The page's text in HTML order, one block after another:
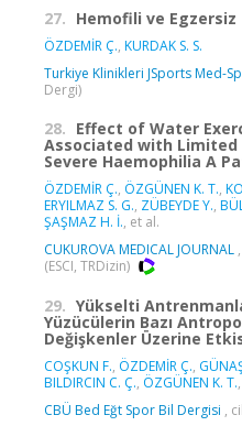
27. Hemofili ve Egzersiz
ÖZDEMİR Ç., KURDAK S. S.
Turkiye Klinikleri JSports Med-
Dergi)
28. Effect of Water
Associated with Limited
Severe Haemophilia A
ÖZDEMİR Ç., ÖZGÜNEN K. T.,
ERYILMAZ S. G., ZÜBEYDE Y.,
ŞAŞMAZ H. İ., et al.
CUKUROVA MEDICAL JOURNAL
(ESCI, TRDizin)
29. Yükselti
Yüzücülerin Bazı
Değişkenler Üzerine
COŞKUN F., ÖZDEMİR Ç.,
BILDIRCIN C. Ç., ÖZGÜNEN K. T.,
CBÜ Bed Eğt Spor Bil Dergisi ,